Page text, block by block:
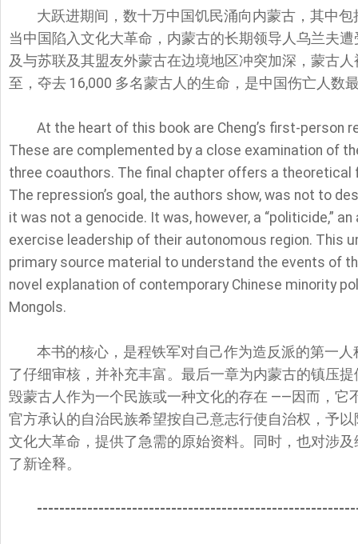
大跃进期间，数十万中国饥民涌向内蒙古，其中
当中国陷入文化大革命，内蒙古的长期领导人乌兰夫
及与苏联及其盟友外蒙古在边境地区冲突加深，蒙古
至，夺去 16,000 多名蒙古人的生命，是中国伤亡人数
At the heart of this book are Cheng’s first-person
These are complemented by a close examination of
three coauthors. The final chapter offers a theoretical
The repression’s goal, the authors show, was not to
it was not a genocide. It was, however, a “politicide,”
exercise leadership of their autonomous region. This
primary source material to understand the events of
novel explanation of contemporary Chinese minority
Mongols.
本书的核心，是程铁军对自己作为造反派的第一
了仔细审核，并补充丰富。最后一章为内蒙古的镇压
毁蒙古人作为一个民族或一种文化的存在 ——因而，它
官方承认的自治民族希望按自己意志行使自治权，予
文化大革命，提供了急需的原始资料。同时，也对涉
了新诠释。